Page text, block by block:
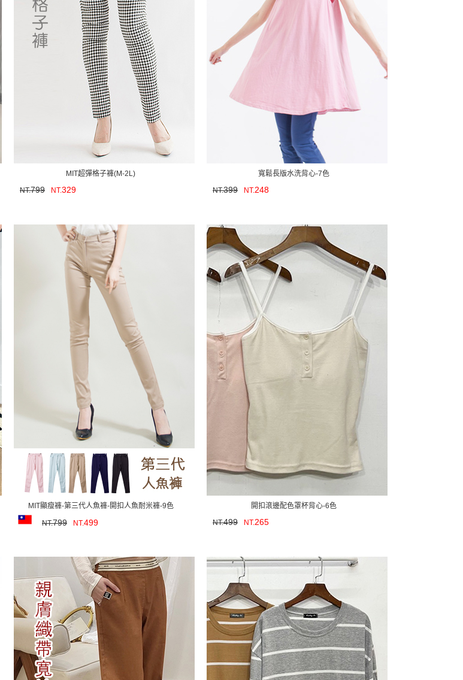
MIT超彈格子褲(M-2L)
NT.799 NT.329
寬鬆長版水洗背心-7色
NT.399 NT.248
MIT顯瘦褲-第三代人魚褲-開扣人魚耐米褲-9色
NT.799 NT.499
開扣滾邊配色罩杯背心-6色
NT.499 NT.265